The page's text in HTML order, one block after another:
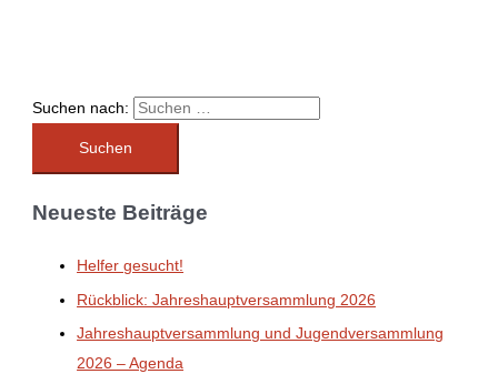
Suchen nach:
Neueste Beiträge
Helfer gesucht!
Rückblick: Jahreshauptversammlung 2026
Jahreshauptversammlung und Jugendversammlung
2026 – Agenda